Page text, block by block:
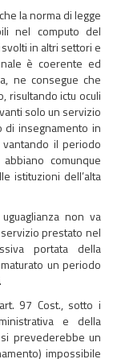
la norma di legge
nel computo del
in altri settori e
è coerente ed
ne consegue che
risultando ictu oculi
solo un servizio
di insegnamento in
il periodo
comunque
istituzioni dell’alta
non va
prestato nel
portata della
un periodo
97 Cost., sotto i
e della
prevederebbe un
impossibile